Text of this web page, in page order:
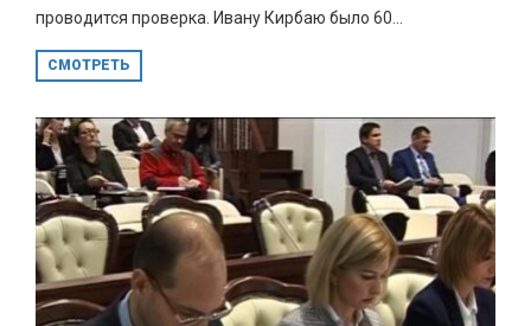
проводится проверка. Ивану Кирбаю было 60...
СМОТРЕТЬ